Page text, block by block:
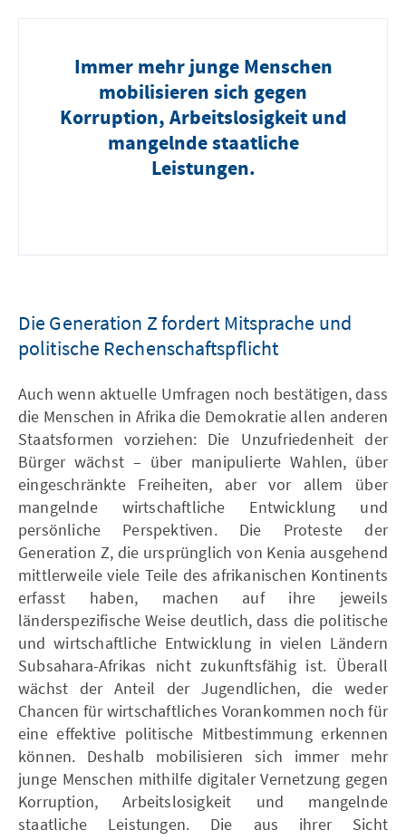
Immer mehr junge Menschen
mobilisieren sich gegen
Korruption, Arbeitslosigkeit und
mangelnde staatliche
Leistungen.
Die Generation Z fordert Mitsprache und
politische Rechenschaftspflicht
Auch wenn aktuelle Umfragen noch bestätigen, dass
die Menschen in Afrika die Demokratie allen anderen
Staatsformen vorziehen: Die Unzufriedenheit der
Bürger wächst – über manipulierte Wahlen, über
eingeschränkte Freiheiten, aber vor allem über
mangelnde wirtschaftliche Entwicklung und
persönliche Perspektiven. Die Proteste der
Generation Z, die ursprünglich von Kenia ausgehend
mittlerweile viele Teile des afrikanischen Kontinents
erfasst haben, machen auf ihre jeweils
länderspezifische Weise deutlich, dass die politische
und wirtschaftliche Entwicklung in vielen Ländern
Subsahara-Afrikas nicht zukunftsfähig ist. Überall
wächst der Anteil der Jugendlichen, die weder
Chancen für wirtschaftliches Vorankommen noch für
eine effektive politische Mitbestimmung erkennen
können. Deshalb mobilisieren sich immer mehr
junge Menschen mithilfe digitaler Vernetzung gegen
Korruption, Arbeitslosigkeit und mangelnde
staatliche Leistungen. Die aus ihrer Sicht